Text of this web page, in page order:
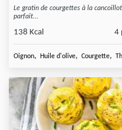
Le gratin de courgettes à la
parfait...
138 Kcal 4
Oignon, Huile d'olive, Courgette,